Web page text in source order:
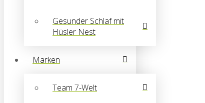
Gesunder Schlaf mit
Hüsler Nest
Marken
Team 7-Welt